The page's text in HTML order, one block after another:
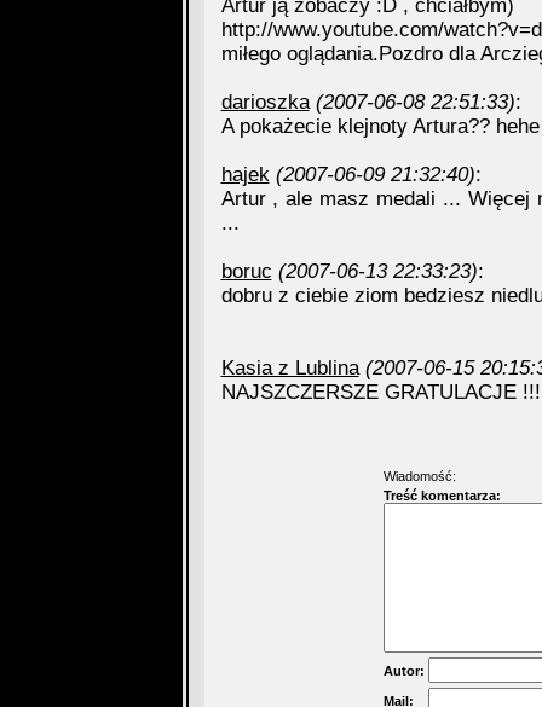
Artur ją zobaczy :D , chciałbym)
http://www.youtube.com/
miłego oglądania.Pozdro dla
darioszka (2007-06-08 22:51:33):
A pokażecie klejnoty Artura??
hajek (2007-06-09 21:32:40):
Artur , ale masz medali ... Więcej
...
boruc (2007-06-13 22:33:23):
dobru z ciebie ziom bedziesz
Kasia z Lublina (2007-06-15
NAJSZCZERSZE GRATULACJE
Wiadomość:
Treść komentarza:
Autor:
Mail: